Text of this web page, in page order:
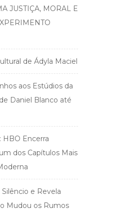
JUSTIÇA, MORAL E
de Ádyla Maciel
aos Estúdios da
Daniel Blanco até
HBO Encerra
dos Capítulos Mais
e Revela
Mudou os Rumos